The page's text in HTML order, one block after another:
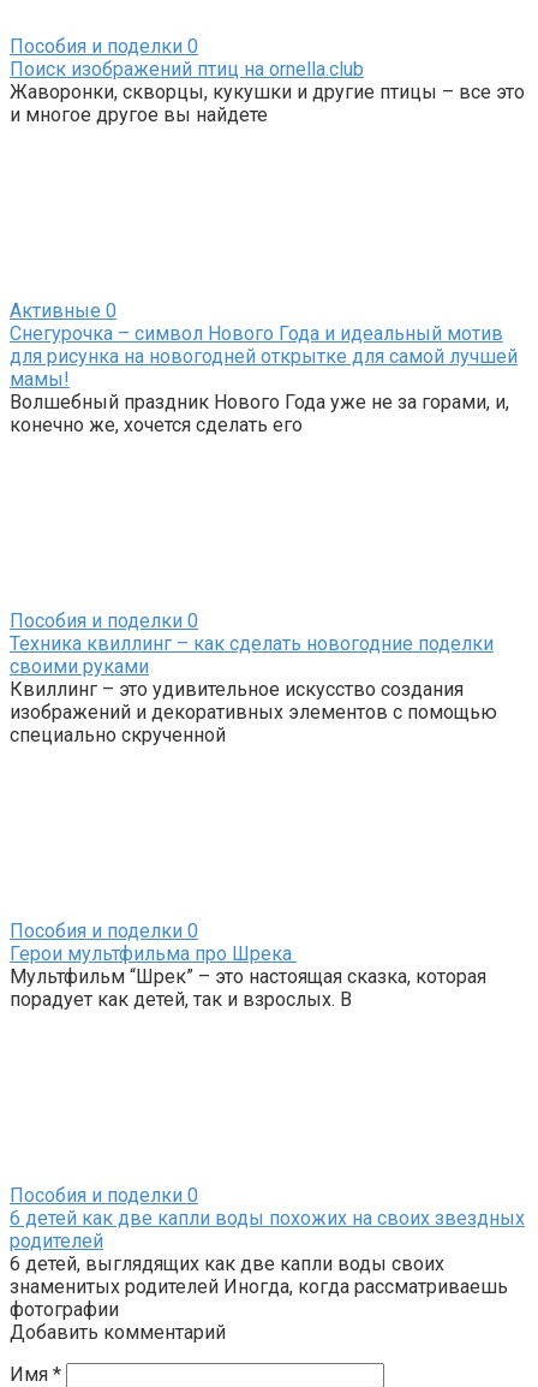
Пособия и поделки 0
Поиск изображений птиц на ornella.club
Жаворонки, скворцы, кукушки и другие птицы – все это
и многое другое вы найдете
Активные 0
Снегурочка – символ Нового Года и идеальный мотив
для рисунка на новогодней открытке для самой лучшей
мамы!
Волшебный праздник Нового Года уже не за горами, и,
конечно же, хочется сделать его
Пособия и поделки 0
Техника квиллинг – как сделать новогодние поделки
своими руками
Квиллинг – это удивительное искусство создания
изображений и декоративных элементов с помощью
специально скрученной
Пособия и поделки 0
Герои мультфильма про Шрека
Мультфильм “Шрек” – это настоящая сказка, которая
порадует как детей, так и взрослых. В
Пособия и поделки 0
6 детей как две капли воды похожих на своих звездных
родителей
6 детей, выглядящих как две капли воды своих
знаменитых родителей Иногда, когда рассматриваешь
фотографии
Добавить комментарий
Имя *